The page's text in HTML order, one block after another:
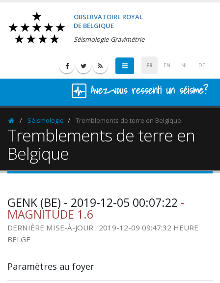
OBSERVATOIRE ROYAL
DE BELGIQUE
Séismologie-Gravimétrie
FR EN NL DE
Avez-vous ressenti un séisme?
HomepageSéismologie Tremblements de terre en Belgique
Tremblements de terre en
Belgique
GENK (BE) - 2019-12-05 00:07:22 -
MAGNITUDE 1.6
DERNIÈRE MISE-À-JOUR : 2019-12-09 09:47:32 HEURE
BELGE
Paramètres au foyer